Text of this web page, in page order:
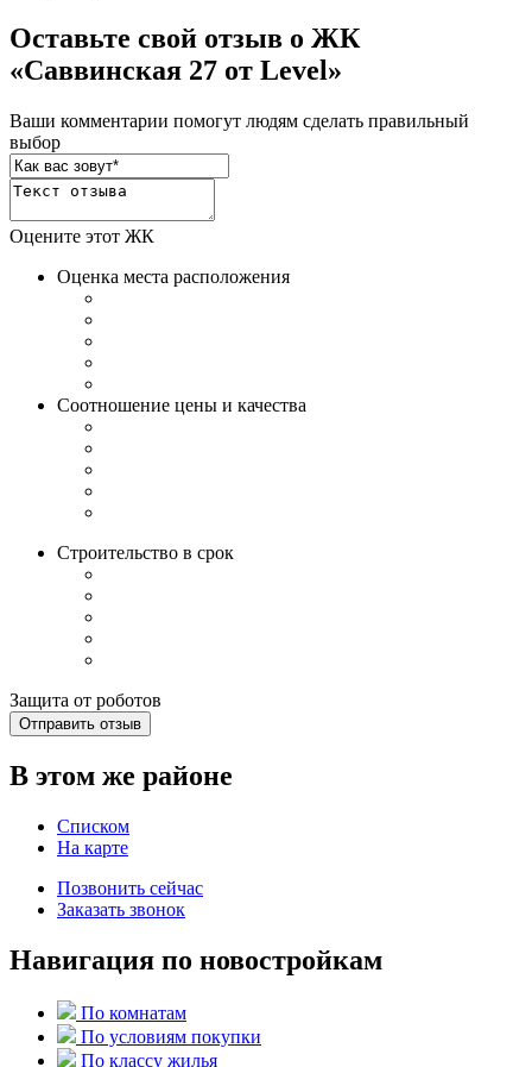
Оставьте свой отзыв о ЖК
«Саввинская 27 от Level»
Ваши комментарии помогут людям сделать правильный
выбор
Оцените этот ЖК
Оценка места расположения
Соотношение цены и качества
Строительство в срок
Защита от роботов
Отправить отзыв
В этом же районе
Списком
На карте
Позвонить сейчас
Заказать звонок
Навигация по новостройкам
По комнатам
По условиям покупки
По классу жилья